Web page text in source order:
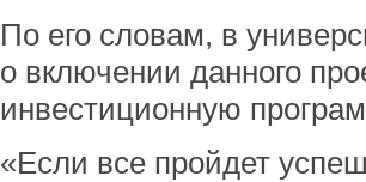
По его словам, в
о включении данного
инвестиционную
«Если все пройдет